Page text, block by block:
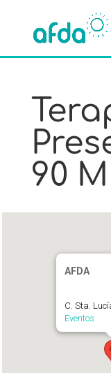
90
AFDA
C. Sta.
Eventos